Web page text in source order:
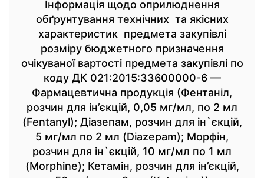
Інформація щодо оприлюднення
обґрунтування технічних та якісних
характеристик предмета закупівлі
розміру бюджетного призначення
очікуваної вартості предмета закупівлі по
коду ДК 021:2015:33600000-6 —
Фармацевтична продукція (Фентаніл,
розчин для ін’єкцій, 0,05 мг/мл, по 2 мл
(Fentanyl); Діазепам, розчин для ін`єкцій,
5 мг/мл по 2 мл (Diazepam); Морфін,
розчин для ін`єкцій, 10 мг/мл по 1 мл
(Morphine); Кетамін, розчин для ін’єкцій,